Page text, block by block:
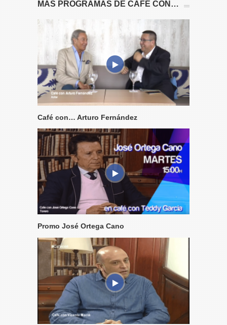
MÁS PROGRAMAS DE CAFÉ CON…
Café con… Arturo Fernández
Promo José Ortega Cano